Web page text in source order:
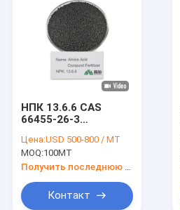
НПК 13.6.6 CAS
66455-26-3
удобрения
Экологически
чистые почвенные
улучшители для
пышных
ландшафтов и
Цена:USD 500-800 / MT
MOQ:100MT
Контакт